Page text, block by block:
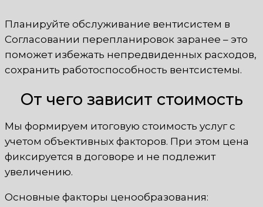
Планируйте обслуживание вентисистем в
Согласовании перепланировок заранее – это
поможет избежать непредвиденных расходов,
сохранить работоспособность вентсистемы.
От чего зависит стоимость
Мы формируем итоговую стоимость услуг с
учетом объективных факторов. При этом цена
фиксируется в договоре и не подлежит
увеличению.
Основные факторы ценообразования: